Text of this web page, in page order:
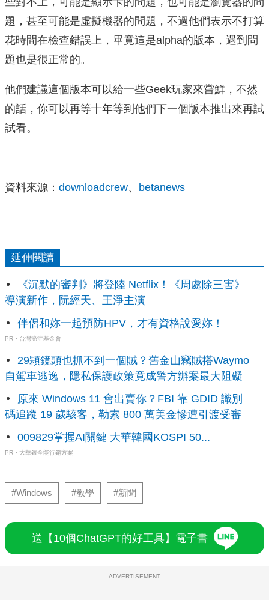
題，甚至可能是虛擬機器的問題，不過他們表示不打算
花時間在檢查錯誤上，畢竟這是alpha的版本，遇到問
題也是很正常的。
他們建議這個版本可以給一些Geek玩家來嘗鮮，不然
的話，你可以再等十年等到他們下一個版本推出來再試
試看。
資料來源： downloadcrew、 betanews
延伸閱讀
《沉默的審判》將登陸 Netflix！《周處除三害》
導演新作，阮經天、王淨主演
伴侶和妳一起預防HPV，才有資格說愛妳！
PR・台灣癌症基金會
29顆鏡頭也抓不到一個賊？舊金山竊賊搭Waymo
自駕車逃逸，隱私保護政策竟成警方辦案最大阻礙
原來 Windows 11 會出賣你？FBI 靠 GDID 識別
碼追蹤 19 歲駭客，勒索 800 萬美金慘遭引渡受審
009829掌握AI關鍵 大華韓國KOSPI 50...
PR・大華銀全能行銷方案
#Windows #教學 #新聞
送【10個ChatGPT的好工具】電子書
ADVERTISEMENT